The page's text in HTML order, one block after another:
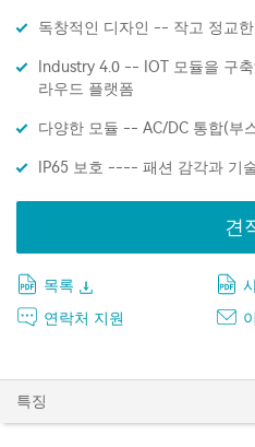
독창적인 디자인 -- 작고 정교
Industry 4.0 -- IOT 모듈을 구
라우드 플랫폼
다양한 모듈 -- AC/DC 통합(부
IP65 보호 ---- 패션 감각과 기
견
목록
연락처 지원
특징